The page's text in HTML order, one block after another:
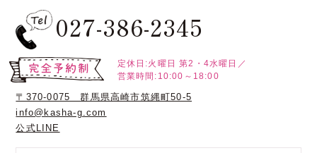
027-386-2345
定休日:火曜日 第2・4水曜日／
営業時間:10:00～18:00
〒370-0075 群馬県高崎市筑縄町50-5
info@kasha-g.com
公式LINE